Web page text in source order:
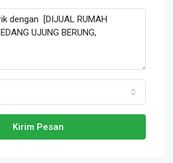
Kirim Pesan